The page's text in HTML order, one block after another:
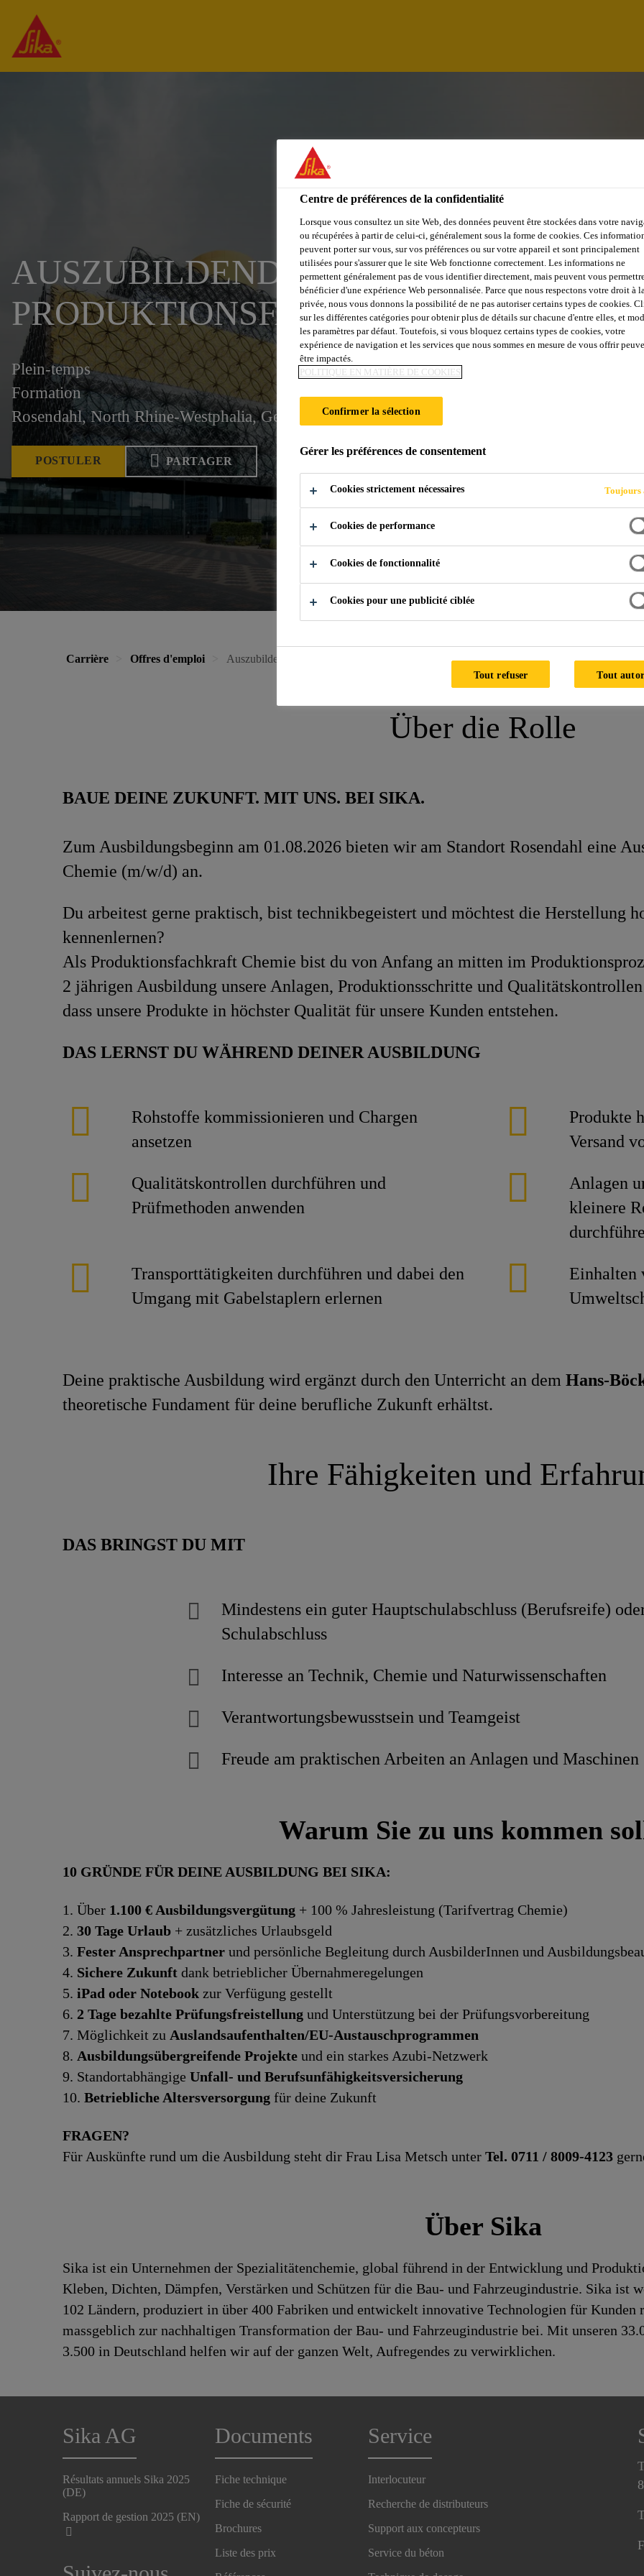
AUSZUBILDENDER (M/W/D)
PRODUKTIONSFACHKRAFT CHEMIE
Plein-temps
Formation
Rosendahl, North Rhine-Westphalia, Germany
POSTULER PARTAGER
Carrière Offres d'emploi Auszubildender (m/w/d) Produktionsfachkraft Chemie
Über die Rolle
BAUE DEINE ZUKUNFT. MIT UNS. BEI SIKA.
Zum Ausbildungsbeginn am 01.08.2026 bieten wir am Standort Rosendahl eine
Chemie (m/w/d) an.
Du arbeitest gerne praktisch, bist technikbegeistert und möchtest die Herstellung
kennenlernen?
Als Produktionsfachkraft Chemie bist du von Anfang an mitten im
2 jährigen Ausbildung unsere Anlagen, Produktionsschritte und
dass unsere Produkte in höchster Qualität für unsere Kunden entstehen.
DAS LERNST DU WÄHREND DEINER AUSBILDUNG
Rohstoffe kommissionieren und Chargen
ansetzen
Produkte
Versand
Qualitätskontrollen durchführen und
Prüfmethoden anwenden
Anlagen
kleinere
Transporttätigkeiten durchführen und dabei den
Umgang mit Gabelstaplern erlernen
Einhalten
Deine praktische Ausbildung wird ergänzt durch den Unterricht an dem Hans-
theoretische Fundament für deine berufliche Zukunft erhältst.
Ihre Fähigkeiten und
DAS BRINGST DU MIT
Mindestens ein guter Hauptschulabschluss (Berufsreife)
Schulabschluss
Interesse an Technik, Chemie und Naturwissenschaften
Verantwortungsbewusstsein und Teamgeist
Freude am praktischen Arbeiten an Anlagen und Maschinen
Warum Sie zu uns kommen
10 GRÜNDE FÜR DEINE AUSBILDUNG BEI SIKA:
1. Über 1.100 € Ausbildungsvergütung + 100 % Jahresleistung (Tarifvertrag Chemie)
2. 30 Tage Urlaub + zusätzliches Urlaubsgeld
3. Fester Ansprechpartner und persönliche Begleitung durch AusbilderInnen und
4. Sichere Zukunft dank betrieblicher Übernahmeregelungen
5. iPad oder Notebook zur Verfügung gestellt
6. 2 Tage bezahlte Prüfungsfreistellung und Unterstützung bei der Prüfungsvorbereitung
7. Möglichkeit zu Auslandsaufenthalten/EU-Austauschprogrammen
8. Ausbildungsübergreifende Projekte und ein starkes Azubi-Netzwerk
9. Standortabhängige Unfall- und Berufsunfähigkeitsversicherung
10. Betriebliche Altersversorgung für deine Zukunft
FRAGEN?
Für Auskünfte rund um die Ausbildung steht dir Frau Lisa Metsch unter Tel. 0711 / 8009-4123
Über Sika
Sika ist ein Unternehmen der Spezialitätenchemie, global führend in der Entwicklung und
Kleben, Dichten, Dämpfen, Verstärken und Schützen für die Bau- und Fahrzeugindustrie. Sika ist
102 Ländern, produziert in über 400 Fabriken und entwickelt innovative Technologien für Kunden
massgeblich zur nachhaltigen Transformation der Bau- und Fahrzeugindustrie bei. Mit unseren
3.500 in Deutschland helfen wir auf der ganzen Welt, Aufregendes zu verwirklichen.
Sika AG
Résultats annuels Sika 2025
(DE)
Rapport de gestion 2025 (EN)
Documents
Fiche technique
Fiche de sécurité
Brochures
Liste des prix
Service
Interlocuteur
Recherche de distributeurs
Support aux concepteurs
Service du béton
Centre de préférences de la confidentialité
Lorsque vous consultez un site Web, des données peuvent être stockées dans votre
ou récupérées à partir de celui-ci, généralement sous la forme de cookies. Ces
peuvent porter sur vous, sur vos préférences ou sur votre appareil et sont principalement
utilisées pour s'assurer que le site Web fonctionne correctement. Les informations ne
permettent généralement pas de vous identifier directement, mais peuvent vous
bénéficier d'une expérience Web personnalisée. Parce que nous respectons votre droit à
privée, nous vous donnons la possibilité de ne pas autoriser certains types de cookies.
sur les différentes catégories pour obtenir plus de détails sur chacune d'entre elles, et
les paramètres par défaut. Toutefois, si vous bloquez certains types de cookies, votre
expérience de navigation et les services que nous sommes en mesure de vous offrir
être impactés.
POLITIQUE EN MATIÈRE DE COOKIES
Confirmer la sélection
Gérer les préférences de consentement
Cookies strictement nécessaires Toujours
Cookies de performance
Cookies de fonctionnalité
Cookies pour une publicité ciblée
Tout refuser Tout